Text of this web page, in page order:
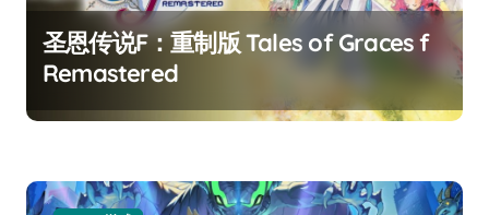
圣恩传说F：重制版 Tales of Graces f
Remastered